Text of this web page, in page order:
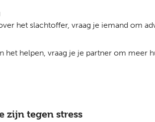
het slachtoffer, vraag je iemand om
het helpen, vraag je je partner om meer
zijn tegen stress